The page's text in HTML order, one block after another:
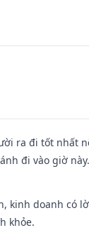
ra đi tốt nhất
đi vào giờ
kinh doanh có
khỏe.